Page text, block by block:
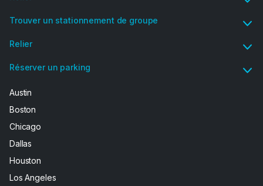
Trouver un stationnement de groupe
Relier
Réserver un parking
Austin
Boston
Chicago
Dallas
Houston
Los Angeles